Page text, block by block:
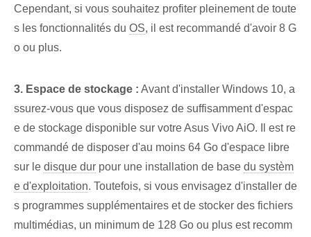
Cependant, si vous souhaitez profiter pleinement de toute
s les fonctionnalités du OS, il est recommandé d'avoir 8 G
o ou plus.
3. Espace de stockage : Avant d'installer Windows 10, a
ssurez-vous que vous disposez de suffisamment d'espac
e de stockage disponible sur votre Asus Vivo AiO. Il est re
commandé de disposer d'au moins 64 Go d'espace libre
sur le disque dur pour une installation de base du systèm
e d'exploitation. Toutefois, si vous envisagez d'installer de
s programmes supplémentaires et de stocker des fichiers
multimédias, un minimum de 128 Go ou plus est recomm